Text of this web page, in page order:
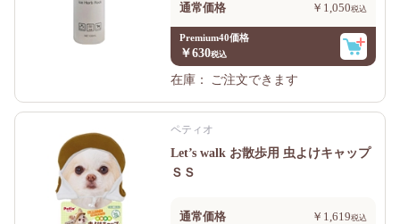
通常価格 ￥1,050
Premium40価格
￥630
在庫：
ご注文できます
ペティオ
Let’s walk お散歩用 虫よけキャップ
ＳＳ
通常価格 ￥1,619